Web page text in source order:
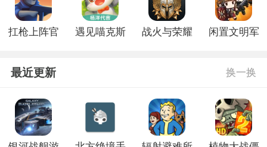
扛枪上阵官
遇见喵克斯
战火与荣耀
闲置文明军
最近更新 换一换